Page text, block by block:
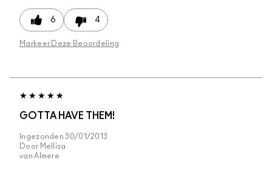
6 4
Markeer Deze Beoordeling
GOTTA HAVE THEM!
Ingezonden30/01/2013
Door Mellisa
van Almere